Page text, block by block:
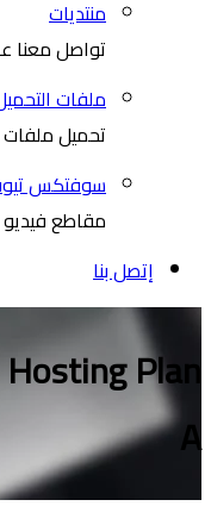
منتديات
تواصل معنا
ملفات
تحميل
سوفتكس
مقاطع
إتصل بنا
Hosting Plan
A